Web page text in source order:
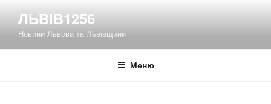
вмісту
ЛЬВІВ1256
Новини Львова та Львівщини
Меню